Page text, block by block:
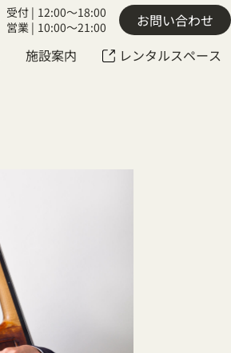
受付 | 12:00～18:00
営業 | 10:00～21:00
お問い合わせ
施設案内 レンタルスペース